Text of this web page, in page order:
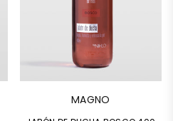
MAGNO